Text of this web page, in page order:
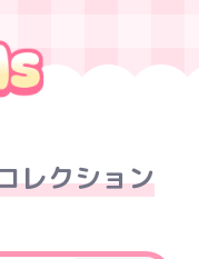
レクション